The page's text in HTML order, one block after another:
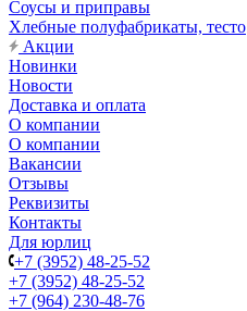
Соусы и приправы
Хлебные полуфабрикаты, тесто
Акции
Новинки
Новости
Доставка и оплата
О компании
О компании
Вакансии
Отзывы
Реквизиты
Контакты
Для юрлиц
+7 (3952) 48-25-52
+7 (3952) 48-25-52
+7 (964) 230-48-76